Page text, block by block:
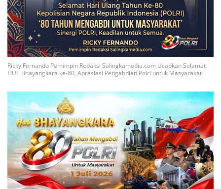
Ricky Fernando Pemimpin Redaksi Salingkamedia.com Ucapkan Selamat
HUT Bhayangkara ke-80, Apresiasi Pengabdian Polri untuk Masyarakat